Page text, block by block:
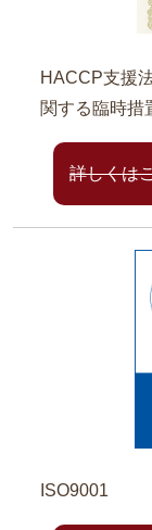
HACCP支援
関する臨時措
詳しくは
ISO9001